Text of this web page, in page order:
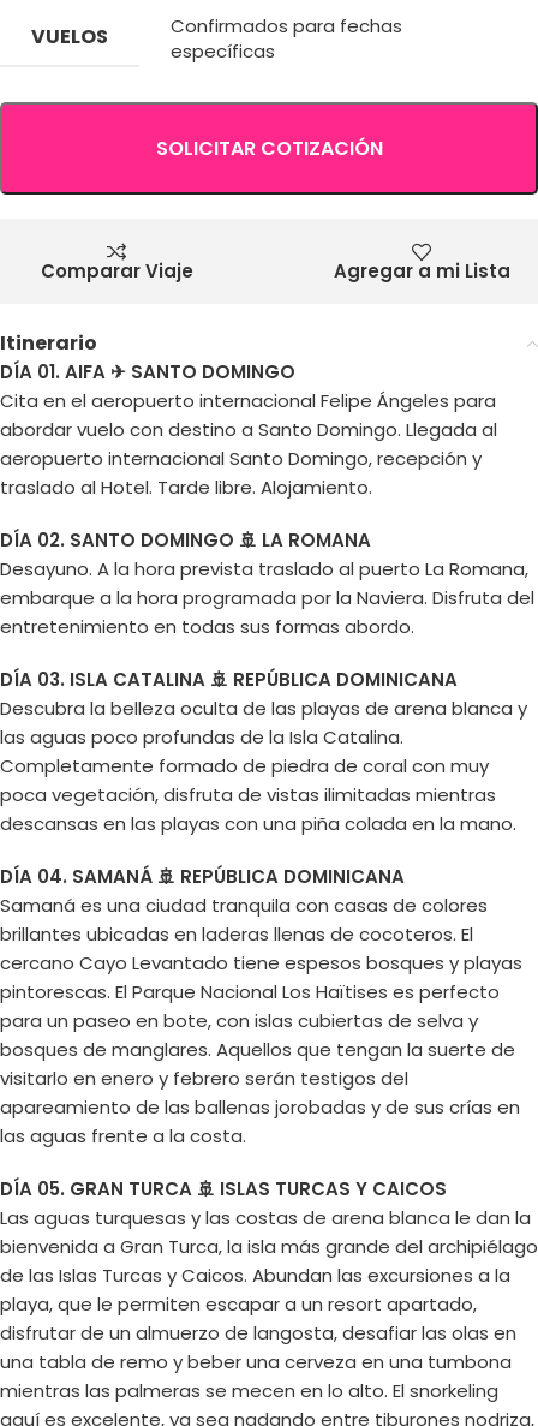
VUELOS
Confirmados para fechas
específicas
SOLICITAR COTIZACIÓN
Comparar Viaje Agregar a mi Lista
Itinerario
DÍA 01. AIFA ✈ SANTO DOMINGO
Cita en el aeropuerto internacional Felipe Ángeles para
abordar vuelo con destino a Santo Domingo. Llegada al
aeropuerto internacional Santo Domingo, recepción y
traslado al Hotel. Tarde libre. Alojamiento.
DÍA 02. SANTO DOMINGO 🚢 LA ROMANA
Desayuno. A la hora prevista traslado al puerto La Romana,
embarque a la hora programada por la Naviera. Disfruta del
entretenimiento en todas sus formas abordo.
DÍA 03. ISLA CATALINA 🚢 REPÚBLICA DOMINICANA
Descubra la belleza oculta de las playas de arena blanca y
las aguas poco profundas de la Isla Catalina.
Completamente formado de piedra de coral con muy
poca vegetación, disfruta de vistas ilimitadas mientras
descansas en las playas con una piña colada en la mano.
DÍA 04. SAMANÁ 🚢 REPÚBLICA DOMINICANA
Samaná es una ciudad tranquila con casas de colores
brillantes ubicadas en laderas llenas de cocoteros. El
cercano Cayo Levantado tiene espesos bosques y playas
pintorescas. El Parque Nacional Los Haïtises es perfecto
para un paseo en bote, con islas cubiertas de selva y
bosques de manglares. Aquellos que tengan la suerte de
visitarlo en enero y febrero serán testigos del
apareamiento de las ballenas jorobadas y de sus crías en
las aguas frente a la costa.
DÍA 05. GRAN TURCA 🚢 ISLAS TURCAS Y CAICOS
Las aguas turquesas y las costas de arena blanca le dan la
bienvenida a Gran Turca, la isla más grande del archipiélago
de las Islas Turcas y Caicos. Abundan las excursiones a la
playa, que le permiten escapar a un resort apartado,
disfrutar de un almuerzo de langosta, desafiar las olas en
una tabla de remo y beber una cerveza en una tumbona
mientras las palmeras se mecen en lo alto. El snorkeling
aquí es excelente, ya sea nadando entre tiburones nodriza,